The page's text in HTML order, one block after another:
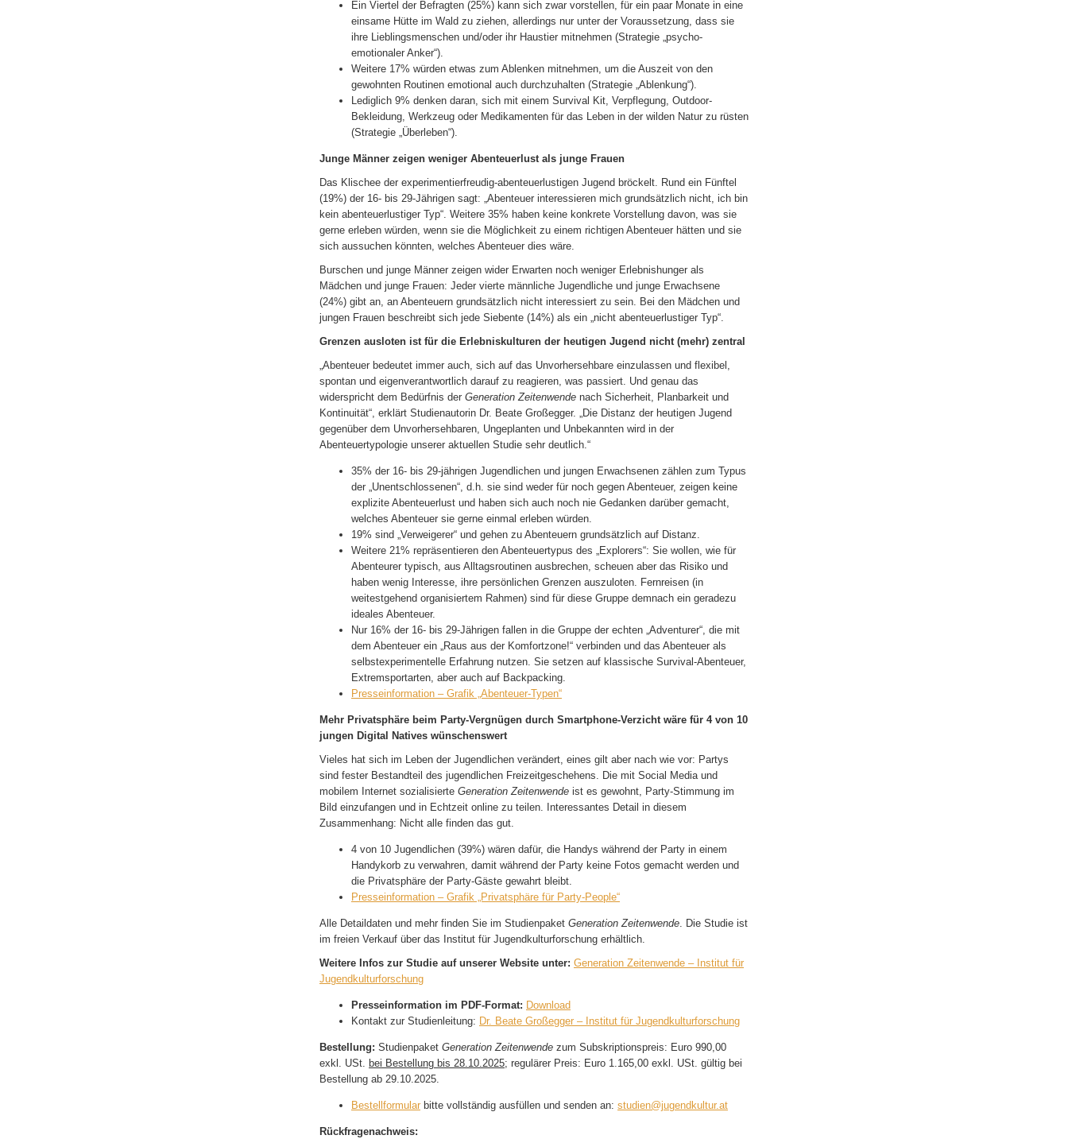
Ein Viertel der Befragten (25%) kann sich zwar vorstellen, für ein paar Monate in eine
einsame Hütte im Wald zu ziehen, allerdings nur unter der Voraussetzung, dass sie
ihre Lieblingsmenschen und/oder ihr Haustier mitnehmen (Strategie „psycho-
emotionaler Anker“).
Weitere 17% würden etwas zum Ablenken mitnehmen, um die Auszeit von den
gewohnten Routinen emotional auch durchzuhalten (Strategie „Ablenkung“).
Lediglich 9% denken daran, sich mit einem Survival Kit, Verpflegung, Outdoor-
Bekleidung, Werkzeug oder Medikamenten für das Leben in der wilden Natur zu rüsten
(Strategie „Überleben“).
Junge Männer zeigen weniger Abenteuerlust als junge Frauen
Das Klischee der experimentierfreudig-abenteuerlustigen Jugend bröckelt. Rund ein Fünftel
(19%) der 16- bis 29-Jährigen sagt: „Abenteuer interessieren mich grundsätzlich nicht, ich bin
kein abenteuerlustiger Typ“. Weitere 35% haben keine konkrete Vorstellung davon, was sie
gerne erleben würden, wenn sie die Möglichkeit zu einem richtigen Abenteuer hätten und sie
sich aussuchen könnten, welches Abenteuer dies wäre.
Burschen und junge Männer zeigen wider Erwarten noch weniger Erlebnishunger als
Mädchen und junge Frauen: Jeder vierte männliche Jugendliche und junge Erwachsene
(24%) gibt an, an Abenteuern grundsätzlich nicht interessiert zu sein. Bei den Mädchen und
jungen Frauen beschreibt sich jede Siebente (14%) als ein „nicht abenteuerlustiger Typ“.
Grenzen ausloten ist für die Erlebniskulturen der heutigen Jugend nicht (mehr) zentral
„Abenteuer bedeutet immer auch, sich auf das Unvorhersehbare einzulassen und flexibel,
spontan und eigenverantwortlich darauf zu reagieren, was passiert. Und genau das
widerspricht dem Bedürfnis der Generation Zeitenwende nach Sicherheit, Planbarkeit und
Kontinuität“, erklärt Studienautorin Dr. Beate Großegger. „Die Distanz der heutigen Jugend
gegenüber dem Unvorhersehbaren, Ungeplanten und Unbekannten wird in der
Abenteuertypologie unserer aktuellen Studie sehr deutlich.“
35% der 16- bis 29-jährigen Jugendlichen und jungen Erwachsenen zählen zum Typus
der „Unentschlossenen“, d.h. sie sind weder für noch gegen Abenteuer, zeigen keine
explizite Abenteuerlust und haben sich auch noch nie Gedanken darüber gemacht,
welches Abenteuer sie gerne einmal erleben würden.
19% sind „Verweigerer“ und gehen zu Abenteuern grundsätzlich auf Distanz.
Weitere 21% repräsentieren den Abenteuertypus des „Explorers“: Sie wollen, wie für
Abenteurer typisch, aus Alltagsroutinen ausbrechen, scheuen aber das Risiko und
haben wenig Interesse, ihre persönlichen Grenzen auszuloten. Fernreisen (in
weitestgehend organisiertem Rahmen) sind für diese Gruppe demnach ein geradezu
ideales Abenteuer.
Nur 16% der 16- bis 29-Jährigen fallen in die Gruppe der echten „Adventurer“, die mit
dem Abenteuer ein „Raus aus der Komfortzone!“ verbinden und das Abenteuer als
selbstexperimentelle Erfahrung nutzen. Sie setzen auf klassische Survival-Abenteuer,
Extremsportarten, aber auch auf Backpacking.
Presseinformation – Grafik „Abenteuer-Typen“
Mehr Privatsphäre beim Party-Vergnügen durch Smartphone-Verzicht wäre für 4 von 10
jungen Digital Natives wünschenswert
Vieles hat sich im Leben der Jugendlichen verändert, eines gilt aber nach wie vor: Partys
sind fester Bestandteil des jugendlichen Freizeitgeschehens. Die mit Social Media und
mobilem Internet sozialisierte Generation Zeitenwende ist es gewohnt, Party-Stimmung im
Bild einzufangen und in Echtzeit online zu teilen. Interessantes Detail in diesem
Zusammenhang: Nicht alle finden das gut.
4 von 10 Jugendlichen (39%) wären dafür, die Handys während der Party in einem
Handykorb zu verwahren, damit während der Party keine Fotos gemacht werden und
die Privatsphäre der Party-Gäste gewahrt bleibt.
Presseinformation – Grafik „Privatsphäre für Party-People“
Alle Detaildaten und mehr finden Sie im Studienpaket Generation Zeitenwende . Die Studie ist
im freien Verkauf über das Institut für Jugendkulturforschung erhältlich.
Weitere Infos zur Studie auf unserer Website unter: Generation Zeitenwende – Institut für
Jugendkulturforschung
Presseinformation im PDF-Format: Download
Kontakt zur Studienleitung: Dr. Beate Großegger – Institut für Jugendkulturforschung
Bestellung: Studienpaket Generation Zeitenwende zum Subskriptionspreis: Euro 990,00
exkl. USt.
bei Bestellung bis 28.10.2025; regulärer Preis: Euro 1.165,00 exkl. USt. gültig bei
Bestellung ab 29.10.2025.
Bestellformular bitte vollständig ausfüllen und senden an: studien@jugendkultur.at
Rückfragenachweis: